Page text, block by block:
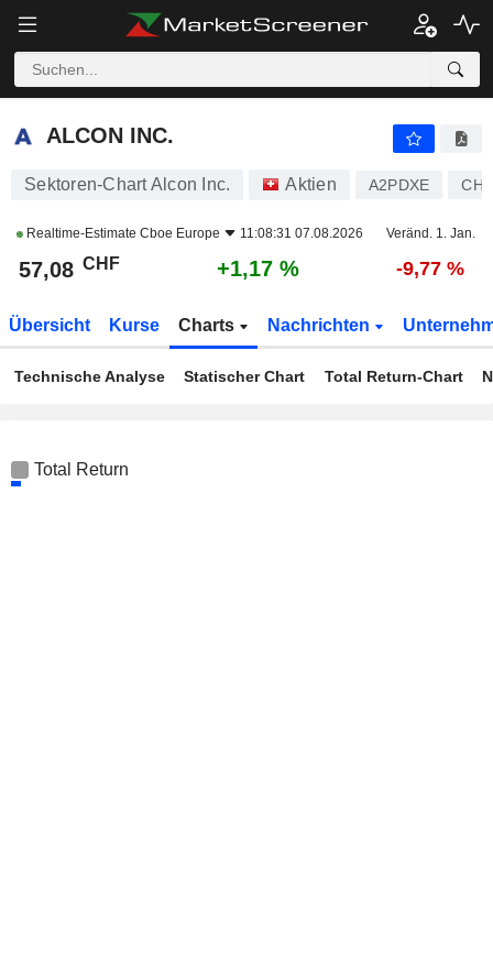
ALCON INC.
ALCON INC.
Sektoren-Chart Alcon Inc. Aktien A2PDXE
Realtime-Estimate Cboe Europe 11:08:31 07.08.2026 Veränd. 1. Jan.
57,08 CHF +1,17 % -9,77 %
Übersicht Kurse Charts Nachrichten
Technische Analyse Statischer Chart Total Return-Chart
Total Return